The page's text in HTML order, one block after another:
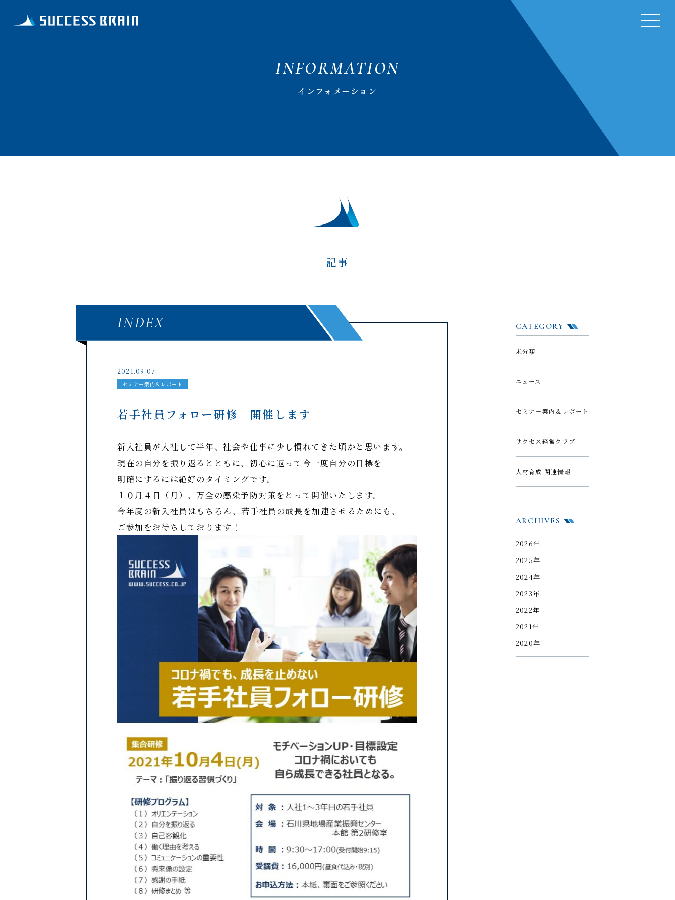
INFORMATION
インフォメーション
記事
INDEX
2021.09.07
セミナー案内＆レポート
若手社員フォロー研修 開催します
新入社員が入社して半年、社会や仕事に少し慣れてきた頃かと思います。
現在の自分を振り返るとともに、初心に返って今一度自分の目標を
明確にするには絶好のタイミングです。
１０月４日（月）、万全の感染予防対策をとって開催いたします。
今年度の新入社員はもちろん、若手社員の成長を加速させるためにも、
ご参加をお待ちしております！
CATEGORY
未分類
ニュース
セミナー案内＆レポート
サクセス経営クラブ
人材育成 関連情報
ARCHIVES
2026年
2025年
2024年
2023年
2022年
2021年
2020年